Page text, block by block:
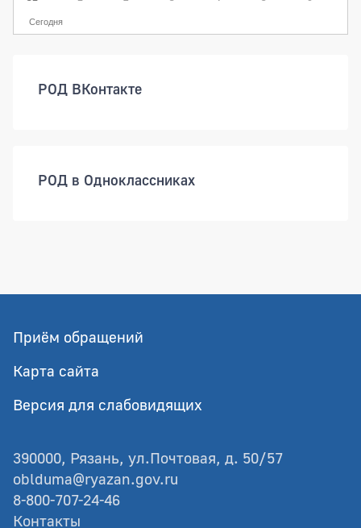
Сегодня
РОД ВКонтакте
РОД в Одноклассниках
Приём обращений
Карта сайта
Версия для слабовидящих
390000, Рязань, ул.Почтовая, д. 50/57
oblduma@ryazan.gov.ru
8-800-707-24-46
Контакты